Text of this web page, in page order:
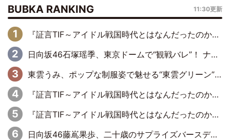
BUBKA RANKING 11:30更新
『証言TIF～アイドル戦国時代とはなんだったのか～』第6回：でんぱ組.inc・古川未鈴×相沢梨紗「『ハロプロやりたかったな』って言ったら、夢眠ねむさんに『てめえはでんぱ組．incなんだよ！』って肩パンされて(笑)」
日向坂46石塚瑶季、東京ドームで“観戦バレ”！ ナイツ・塙も認めた「巨人に詳しすぎるアイドル」は元VENUSスクール生で杉内コーチ推し⁉
東雲うみ、ポップな制服姿で魅せる“東雲グリーン”の正体
『証言TIF～アイドル戦国時代とはなんだったのか～』第8回：Negicco・Nao☆×Megu×Kaede「東京からオファーが来たのと、梨の皮剥きとどっちが大事なんだって」
『証言TIF～アイドル戦国時代とはなんだったのか～』第10回：さくら学院・武藤彩未×飯田らうら「正直、中3で辞めるというのを信じてなくて。そう言われてはいたけど、嘘でしょって」
日向坂46藤嶌果歩、二十歳のサプライズバースデーに大喜び「頼られる先輩になれるように努力していきたい」